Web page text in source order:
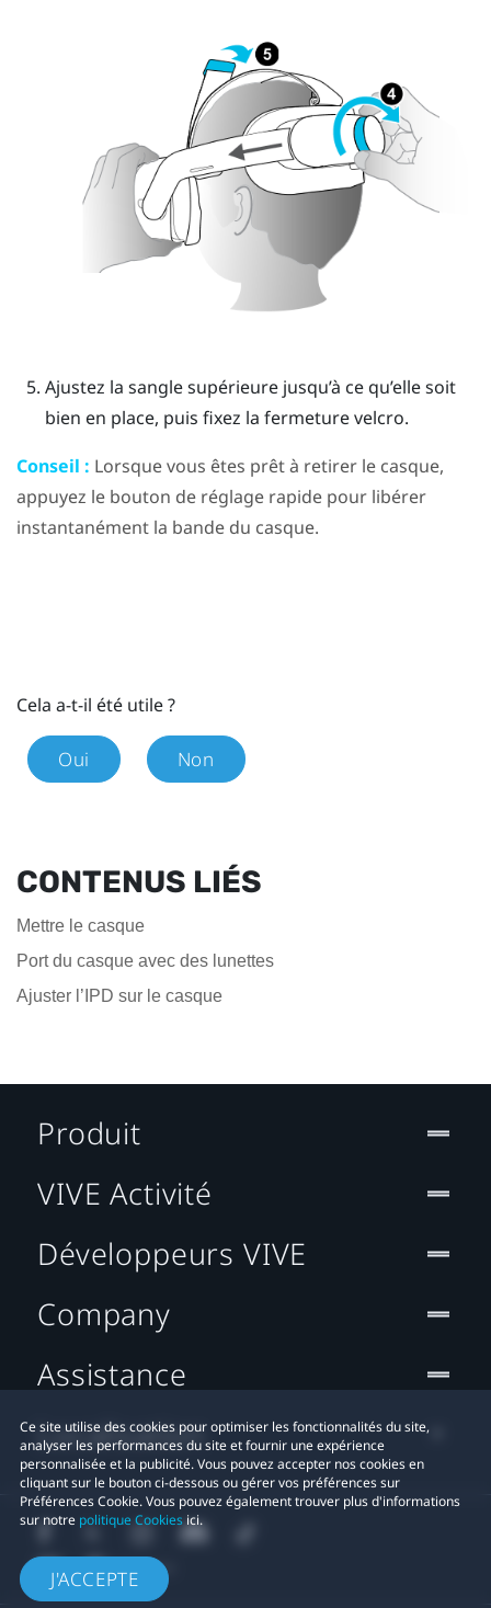
Ajustez la sangle supérieure jusqu’à ce qu’elle soit
bien en place, puis fixez la fermeture velcro.
Conseil : Lorsque vous êtes prêt à retirer le casque,
appuyez le bouton de réglage rapide pour libérer
instantanément la bande du casque.
Cela a-t-il été utile ?
Oui Non
CONTENUS LIÉS
Mettre le casque
Port du casque avec des lunettes
Ajuster l’IPD sur le casque
Ce site utilise des cookies pour optimiser les fonctionnalités du site,
analyser les performances du site et fournir une expérience
personnalisée et la publicité. Vous pouvez accepter nos cookies en
cliquant sur le bouton ci-dessous ou gérer vos préférences sur
Préférences Cookie. Vous pouvez également trouver plus d'informations
sur notre politique Cookiesici.
J'ACCEPTE
Produit
VIVE Activité
Développeurs VIVE
Company
Assistance
Localisation